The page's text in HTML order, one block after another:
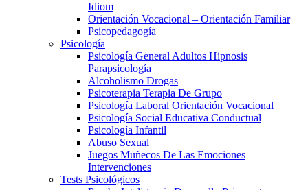
Idiom
Orientación Vocacional – Orientación Familiar
Psicopedagogía
Psicología
Psicología General Adultos Hipnosis
Parapsicología
Alcoholismo Drogas
Psicoterapia Terapia De Grupo
Psicología Laboral Orientación Vocacional
Psicología Social Educativa Conductual
Psicología Infantil
Abuso Sexual
Juegos Muñecos De Las Emociones
Intervenciones
Tests Psicológicos